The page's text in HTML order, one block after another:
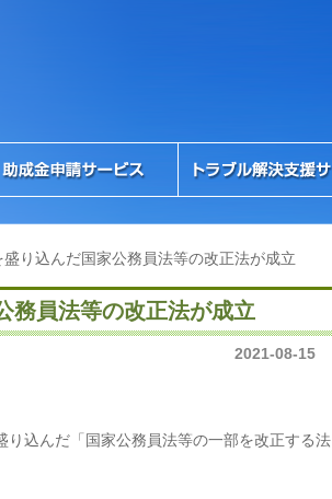
り込んだ国家公務員法等の改正法が成立
務員法等の改正法が成立
2021-08-15
込んだ「国家公務員法等の一部を改正する法